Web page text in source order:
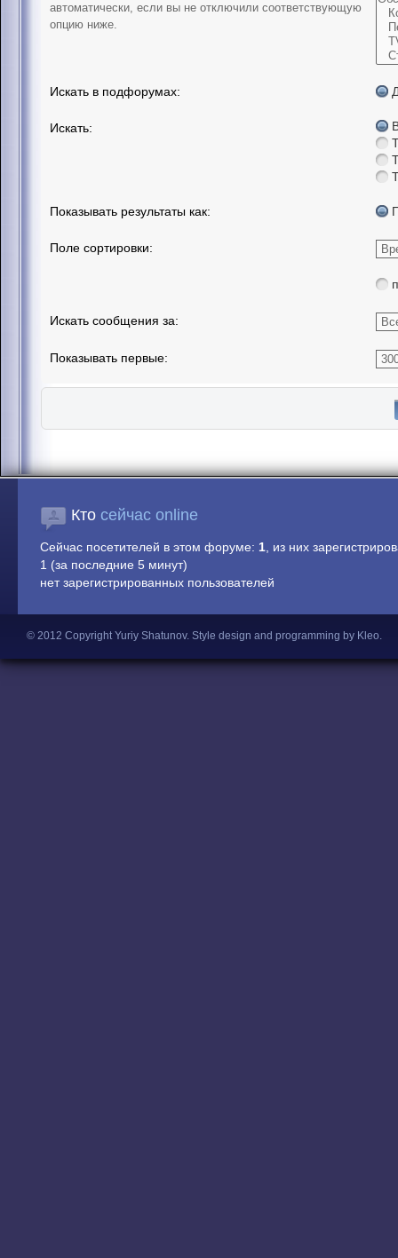
автоматически, если вы не отключили соответствующую
опцию ниже.
Искать в подфорумах:
Искать:
Показывать результаты как:
Поле сортировки:
Искать сообщения за:
Показывать первые:
Кто сейчас online
Сейчас посетителей в этом форуме: 1, из них
1 (за последние 5 минут)
нет зарегистрированных пользователей
© 2012 Copyright Yuriy Shatunov. Style design and programming by Kleo.